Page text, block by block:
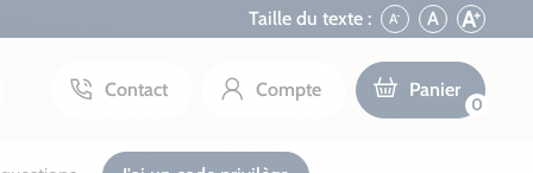
Taille du texte : A- A A+
Contact Compte Panier
0